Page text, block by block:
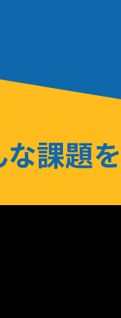
課題を